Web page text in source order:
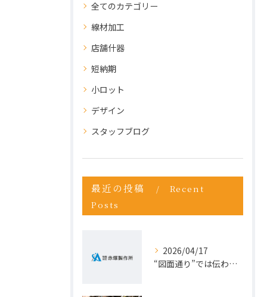
全てのカテゴリー
線材加工
店舗什器
短納期
小ロット
デザイン
スタッフブログ
最近の投稿
Recent
Posts
2026/04/17
“図面通り”では伝わらない仕事が増えている理由